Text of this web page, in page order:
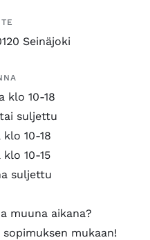
Seinäjoki
klo 10-18
suljettu
10-18
10-15
suljettu
muuna aikana?
mukaan!